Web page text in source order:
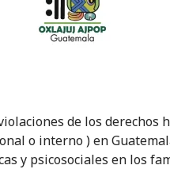
de los derechos
o interno ) en
y psicosociales en los